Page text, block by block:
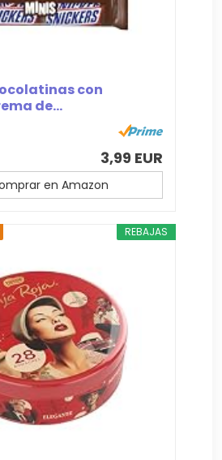
con
de...
3,99 EUR
en Amazon
REBAJAS